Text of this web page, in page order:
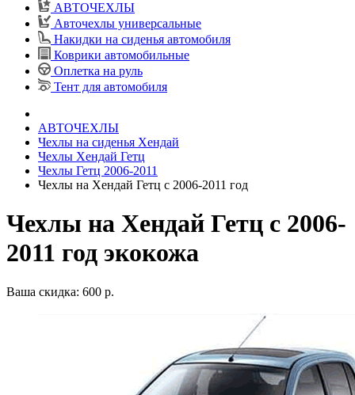
АВТОЧЕХЛЫ
Авточехлы универсальные
Накидки на сиденья автомобиля
Коврики автомобильные
Оплетка на руль
Тент для автомобиля
АВТОЧЕХЛЫ
Чехлы на сиденья Хендай
Чехлы Хендай Гетц
Чехлы Гетц 2006-2011
Чехлы на Хендай Гетц с 2006-2011 год
Чехлы на Хендай Гетц с 2006-
2011 год экокожа
Ваша скидка: 600 р.